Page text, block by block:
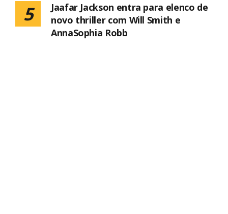
5
Jaafar Jackson entra para elenco de
novo thriller com Will Smith e
AnnaSophia Robb